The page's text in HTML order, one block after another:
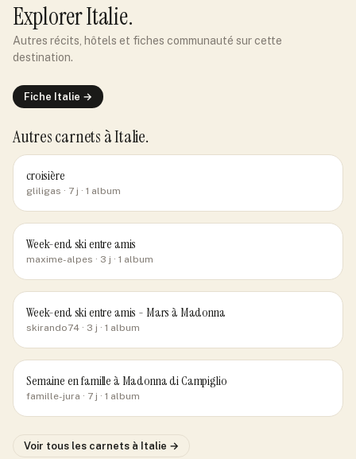
ExplorerItalie.
Autres récits, hôtels et fiches communauté sur cette
destination.
Fiche Italie →
Autres carnets à Italie.
croisière
gliligas · 7 j · 1 album
Week-end ski entre amis
maxime-alpes · 3 j · 1 album
Week-end ski entre amis - Mars à Madonna
skirando74 · 3 j · 1 album
Semaine en famille à Madonna di Campiglio
famille-jura · 7 j · 1 album
Voir tous les carnets à Italie →